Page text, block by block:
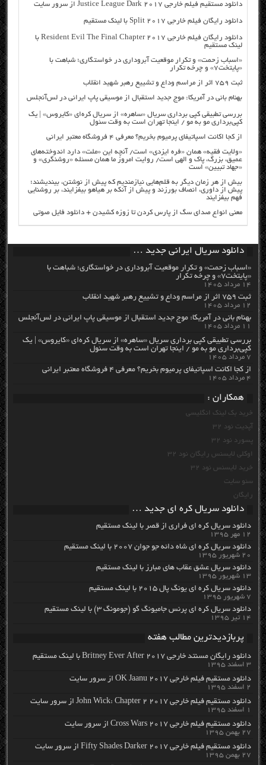
دانلود مستقیم فیلم خارجی Justice League Dark 2017 از سرور سایت
دانلود رایگان فیلم خارجی Split 2017 با لینک مستقیم
دانلود رایگان فیلم خارجی Resident Evil The Final Chapter 2017 با
لینک مستقیم
«اسباب زحمت» و تکرار موقعیت آبروداری در خواستگاری؛ شباهت با
«پایتخت۷» و چرخه تکرار
ثبت ۷۵۹ اثر از مراسم وداع و تشییع رهبر شهید انقلاب
بهنام بانی در آمریکا: موج جدید استقبال از موسیقی پاپ ایرانی در لس‌آنجلس
بررسی تطبیقی کپی برداری سریال «ساهره» از سریال کره‌ای «کایروس» | یک
کپی‌برداری مو به مو / اینجا تهران است به وقت سئول
از کجا اکانت اسپاتیفای پرمیوم بخریم؟ معرفی ۴ فروشگاه معتبر ایرانی
«ولایت فقیه» همان «فره ایزدی» است/ آنچه این «ملت» دارد اندوخته‌های
عمیق، بزرگ، پاک و الهی است/ روایت امروز ما همان مسئله «روشنگری» و
«جهاد تبیین» است
بیش از هر زمان دیگر به قلم‌هایی نیازمندیم که پیش از نوشتن، بیندیشند؛
پیش از داوری، انصاف بورزند و پیش از آنکه بر هیاهو بیفزایند، بر روشنایی
فهم بیفزایند
معنی انواع صدای سگ از پارس کردن تا زوزه کشیدن + دانلود فایل صوتی
دانلود سریال ایرانی جدید …
«اسباب زحمت» و تکرار موقعیت آبروداری در خواستگاری؛ شباهت با
«پایتخت۷» و چرخه تکرار
۱۴ مرداد ۱۴۰۵
ثبت ۷۵۹ اثر از مراسم وداع و تشییع رهبر شهید انقلاب
۱۲ مرداد ۱۴۰۵
بهنام بانی در آمریکا: موج جدید استقبال از موسیقی پاپ ایرانی در لس‌آنجلس
۱۱ مرداد ۱۴۰۵
بررسی تطبیقی کپی برداری سریال «ساهره» از سریال کره‌ای «کایروس» | یک
کپی‌برداری مو به مو / اینجا تهران است به وقت سئول
۷ مرداد ۱۴۰۵
از کجا اکانت اسپاتیفای پرمیوم بخریم؟ معرفی ۴ فروشگاه معتبر ایرانی
۴ مرداد ۱۴۰۵
همکاران :
خرید بک لینک انگلیسی
آپدیت نود 32
پسورد نود 32
اوکلی لایسنس رایگان نود 32
خرید لایسنس نود 32
سئو سایت
رایگان
دانلود سریال کره ای جدید …
دانلود سریال کره ای فراری از قصر با لینک مستقیم
۱۲ مهر ۱۳۹۵
دانلود سریال کره ای شاه دائه جو جوان ۲۰۰۷ با لینک مستقیم
۲۰ شهریور ۱۳۹۵
دانلود سریال عشق عقاب های مبارز با لینک مستقیم
۱۳ شهریور ۱۳۹۵
دانلود سریال کره ای یونگ پال ۲۰۱۵ با لینک مستقیم
۷ شهریور ۱۳۹۵
دانلود سریال کره ای پرنس جامیونگ گو (جومونگ ۳) با لینک مستقیم
۱۴ تیر ۱۳۹۵
پربازدیدترین مطالب هفته
دانلود رایگان مسنتد خارجی Britney Ever After 2017 با لینک مستقیم
۳ اسفند ۱۳۹۵
دانلود مستقیم فیلم خارجی OK Jaanu 2017 از سرور سایت
۲ اسفند ۱۳۹۵
دانلود مستقیم فیلم خارجی John Wick: Chapter 2 2017 از سرور سایت
۱ اسفند ۱۳۹۵
دانلود مستقیم فیلم خارجی Cross Wars 2017 از سرور سایت
۲۷ بهمن ۱۳۹۵
دانلود مستقیم فیلم خارجی Fifty Shades Darker 2017 از سرور سایت
۲۷ بهمن ۱۳۹۵